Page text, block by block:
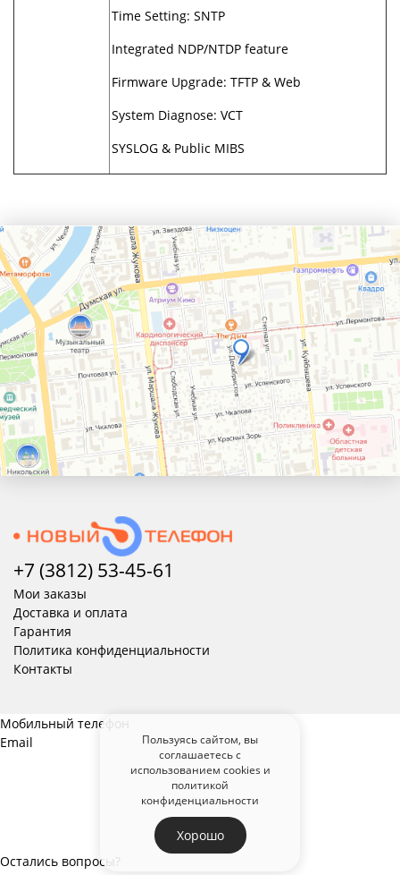
Time Setting: SNTP
Integrated NDP/NTDP feature
Firmware Upgrade: TFTP & Web
System Diagnose: VCT
SYSLOG & Public MIBS
+7 (3812) 53-45-61
Мои заказы
Доставка и оплата
Гарантия
Политика конфиденциальности
Контакты
Пользуясь сайтом, вы
соглашаетесь с
использованием cookies и
политикой
конфиденциальности
Хорошо
Мобильный телефон
Email
Остались вопросы?